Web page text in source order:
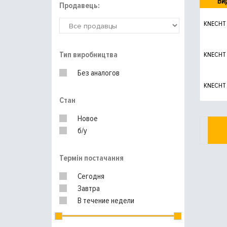
Продавець:
Тип виробництва
Без аналогов
Стан
Новое
б/у
Термін постачання
Сегодня
Завтра
В течение недели
KNECHT
KNECHT
KNECHT